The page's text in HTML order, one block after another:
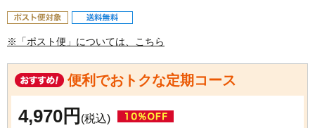
※「ポスト便」については、こちら
便利でおトクな定期コース
4,970円 (税込)